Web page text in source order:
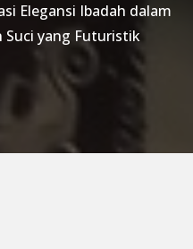
Elegansi Ibadah dalam
Suci yang Futuristik